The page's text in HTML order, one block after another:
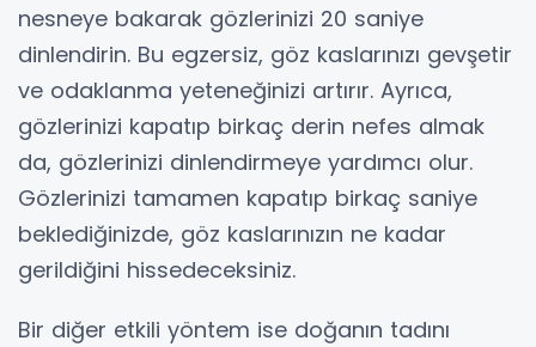
nesneye bakarak gözlerinizi 20 saniye
dinlendirin. Bu egzersiz, göz kaslarınızı gevşetir
ve odaklanma yeteneğinizi artırır. Ayrıca,
gözlerinizi kapatıp birkaç derin nefes almak
da, gözlerinizi dinlendirmeye yardımcı olur.
Gözlerinizi tamamen kapatıp birkaç saniye
beklediğinizde, göz kaslarınızın ne kadar
gerildiğini hissedeceksiniz.
Bir diğer etkili yöntem ise doğanın tadını